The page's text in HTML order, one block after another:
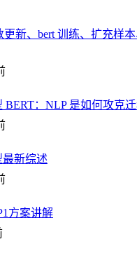
新、bert 训练、扩充样本
：NLP 是如何攻克迁
新综述
方案讲解